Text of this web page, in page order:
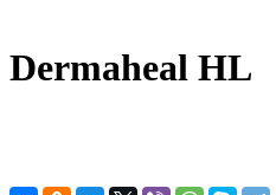
Dermaheal HL